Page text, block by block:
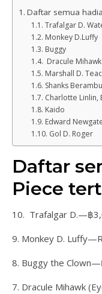
Daftar semua
Trafalgar D.
Monkey D.Luffy
Buggy
Dracule Mihawk
Marshall D.
Shanks
Charlotte Linlin,
Kaido
Edward
Gol D. Roger
Daftar
Piece
10. Trafalgar D.—฿
9. Monkey D.
8. Buggy the
7. Dracule Mihawk